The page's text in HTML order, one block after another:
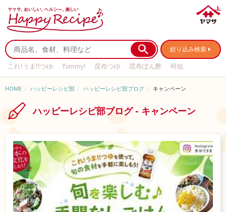
絞り込み検索
これ!うま!!つゆ Yummy! 昆布つゆ 昆布ぽん酢
時短
HOME
ハッピーレシピ部 ハッピーレシピ部ブログ キャンペーン
ハッピーレシピ部ブログ - キャンペーン